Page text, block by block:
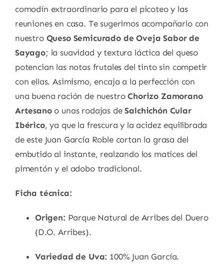
comodín extraordinario para el picoteo y las
reuniones en casa. Te sugerimos acompañarlo con
nuestro Queso Semicurado de Oveja Sabor de
Sayago; la suavidad y textura láctica del queso
potencian las notas frutales del tinto sin competir
con ellas. Asimismo, encaja a la perfección con
una buena ración de nuestroChorizo Zamorano
Artesanoo unas rodajas deSalchichón Cular
Ibérico, ya que la frescura y la acidez equilibrada
de este Juan García Roble cortan la grasa del
embutido al instante, realzando los matices del
pimentón y el adobo tradicional.
Ficha técnica:
Origen: Parque Natural de Arribes del Duero
(D.O. Arribes).
Variedad de Uva: 100% Juan García.